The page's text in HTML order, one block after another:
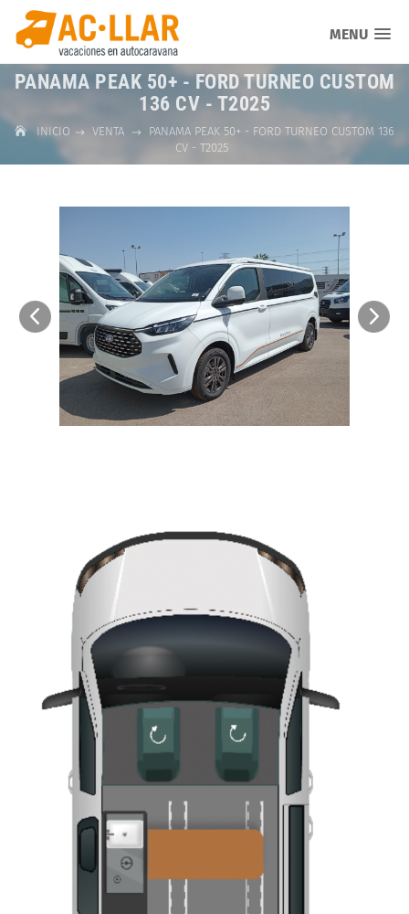
MENU
PANAMA PEAK 50+ - FORD TURNEO CUSTOM
136 CV - T2025
INICIO VENTA
PANAMA PEAK 50+ - FORD TURNEO CUSTOM 136
CV - T2025